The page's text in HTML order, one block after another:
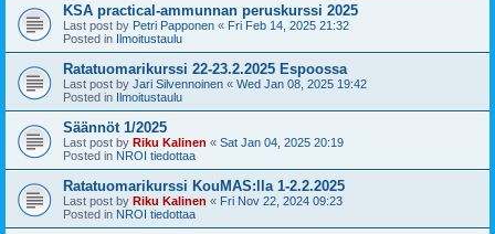
KSA practical-ammunnan peruskurssi 2025
Last post by Petri Papponen « Fri Feb 14, 2025 21:32
Posted in Ilmoitustaulu
Ratatuomarikurssi 22-23.2.2025 Espoossa
Last post by Jari Silvennoinen « Wed Jan 08, 2025 19:42
Posted in Ilmoitustaulu
Säännöt 1/2025
Last post by Riku Kalinen « Sat Jan 04, 2025 20:19
Posted in NROI tiedottaa
Ratatuomarikurssi KouMAS:lla 1-2.2.2025
Last post by Riku Kalinen « Fri Nov 22, 2024 09:23
Posted in NROI tiedottaa